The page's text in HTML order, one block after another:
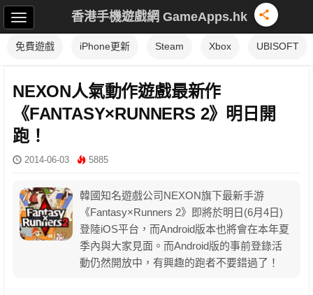
香港手機遊戲網 GameApps.hk
免費遊戲 iPhone更新 Steam Xbox UBISOFT
NEXON人氣動作遊戲最新作
《FANTASY×RUNNERS 2》明日開
跑！
2014-06-03 5885
韓國知名遊戲公司NEXON旗下最新手游
《Fantasy×Runners 2》即將於明日(6月4日)
登陸iOS平台，而Android版本也將會在本年夏
季內與大家見面。而Android版的事前登錄活
動仍然開放中，有興趣的跑者不要錯過了！